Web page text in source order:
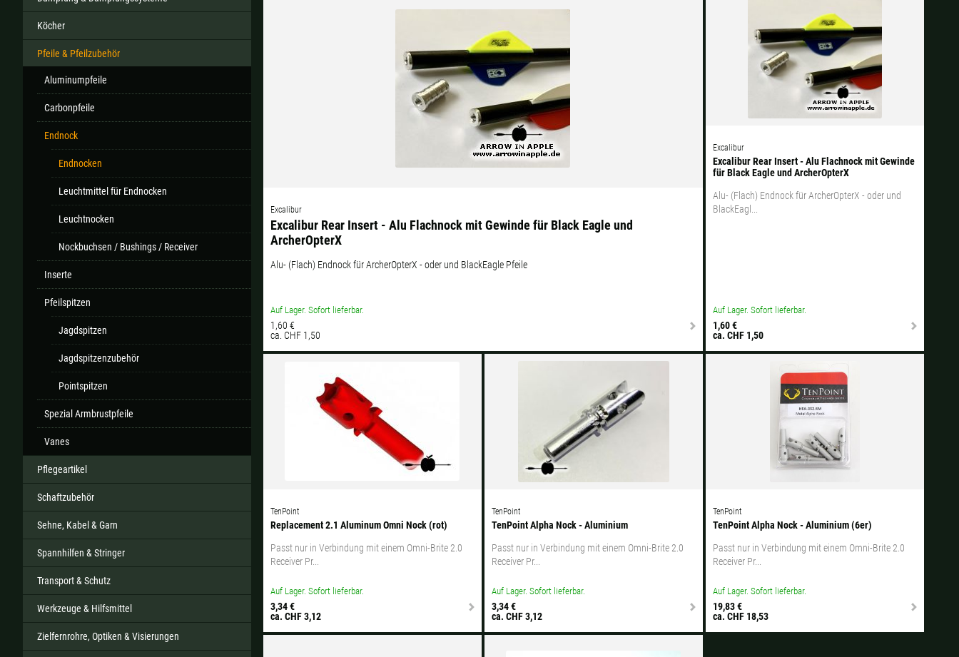
Köcher
Pfeile & Pfeilzubehör
Aluminumpfeile
Carbonpfeile
Endnock
Endnocken
Leuchtmittel für Endnocken
Leuchtnocken
Nockbuchsen / Bushings / Receiver
Inserte
Pfeilspitzen
Jagdspitzen
Jagdspitzenzubehör
Pointspitzen
Spezial Armbrustpfeile
Vanes
Pflegeartikel
Schaftzubehör
Sehne, Kabel & Garn
Spannhilfen & Stringer
Transport & Schutz
Werkzeuge & Hilfsmittel
Zielfernrohre, Optiken & Visierungen
Excalibur
Excalibur Rear Insert - Alu Flachnock mit Gewinde für Black Eagle und
ArcherOpterX
Alu- (Flach) Endnock für ArcherOpterX - oder und BlackEagle Pfeile
Auf Lager. Sofort lieferbar.
1,60 €
ca. CHF 1,50
Excalibur
Excalibur Rear Insert - Alu Flachnock mit Gewinde
für Black Eagle und ArcherOpterX
Alu- (Flach) Endnock für ArcherOpterX - oder und
BlackEagl...
Auf Lager. Sofort lieferbar.
1,60 €
ca. CHF 1,50
TenPoint
Replacement 2.1 Aluminum Omni Nock (rot)
Passt nur in Verbindung mit einem Omni-Brite 2.0
Receiver Pr...
Auf Lager. Sofort lieferbar.
3,34 €
ca. CHF 3,12
TenPoint
TenPoint Alpha Nock - Aluminium
Passt nur in Verbindung mit einem Omni-Brite 2.0
Receiver Pr...
Auf Lager. Sofort lieferbar.
3,34 €
ca. CHF 3,12
TenPoint
TenPoint Alpha Nock - Aluminium (6er)
Passt nur in Verbindung mit einem Omni-Brite 2.0
Receiver Pr...
Auf Lager. Sofort lieferbar.
19,83 €
ca. CHF 18,53
Alle verfügbaren Versandregionen:
Sollte Ihr Land nicht verfübar sein, keine Sorge - wählen Sie einfach "Schweiz" aus. Und erfragen die Versandkosten bei der Bestellung.